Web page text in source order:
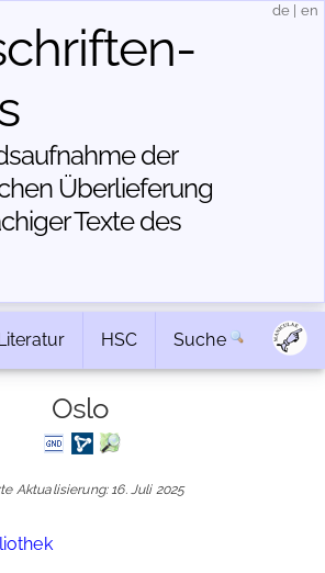
der
Über­lieferung
Texte des
de en
HSC Suche
Oslo
Aktualisierung: 16. Juli 2025